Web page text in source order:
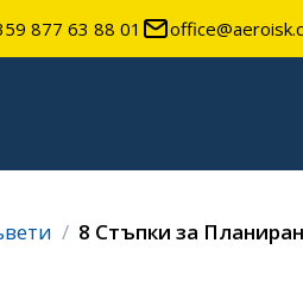
877 63 88 01
8 Стъпки за